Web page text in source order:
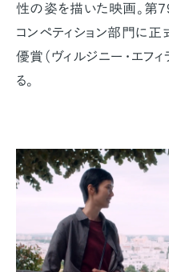
性の姿を描いた映画。第
コンペティション部門に
優賞（ヴィルジニー・エフ
る。